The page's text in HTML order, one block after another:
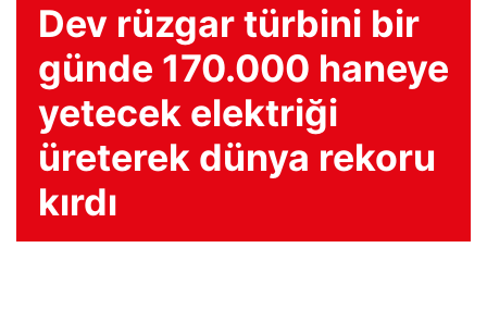
Dev rüzgar türbini bir
günde 170.000 haneye
yetecek elektriği
üreterek dünya rekoru
kırdı